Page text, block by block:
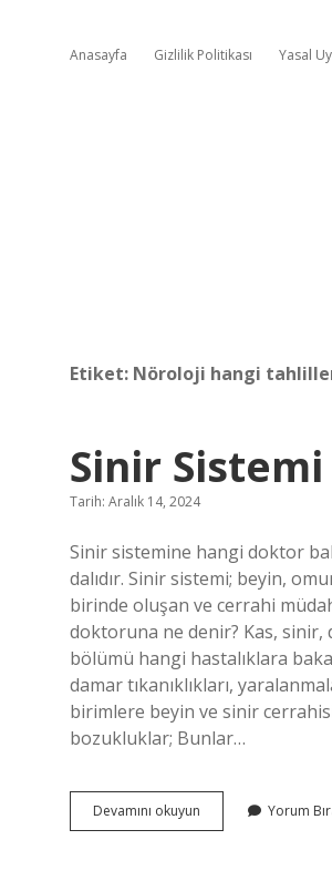
Anasayfa Gizlilik Politikası Yasal
Etiket: Nöroloji hangi
Sinir
Tarih: Aralık 14, 2024
Sinir sistemine hangi doktor
dalıdır. Sinir sistemi; beyin,
birinde oluşan ve cerrahi
doktoruna ne denir? Kas, sinir,
bölümü hangi hastalıklara
damar tıkanıklıkları,
birimlere beyin ve sinir
bozukluklar; Bunlar…
Devamını okuyun
Sistemi
Yorum